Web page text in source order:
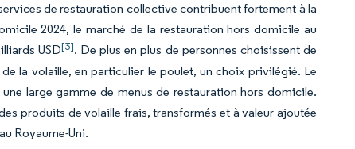
de restauration collective contribuent fortement à la
2024, le marché de la restauration hors domicile au
USD[3]. De plus en plus de personnes choisissent de
la volaille, en particulier le poulet, un choix privilégié. Le
large gamme de menus de restauration hors domicile.
produits de volaille frais, transformés et à valeur ajoutée
Royaume-Uni.